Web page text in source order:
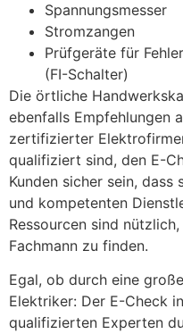
Spannungsmesser
Stromzangen
Prüfgeräte für
(FI-Schalter)
Die örtliche
ebenfalls Empfehlungen
zertifizierter
qualifiziert sind, den E-
Kunden sicher sein,
und kompetenten
Ressourcen sind
Fachmann zu finden.
Egal, ob durch eine
Elektriker: Der E-Check
qualifizierten Experten